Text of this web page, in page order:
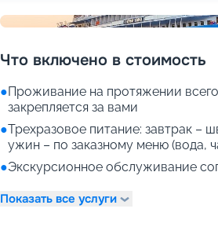
Что включено в стоимость
●Проживание на протяжении
закрепляется за вами
●Трехразовое питание: завтрак –
ужин – по заказному меню (вода,
●Экскурсионное обслуживание
Показать все услуги